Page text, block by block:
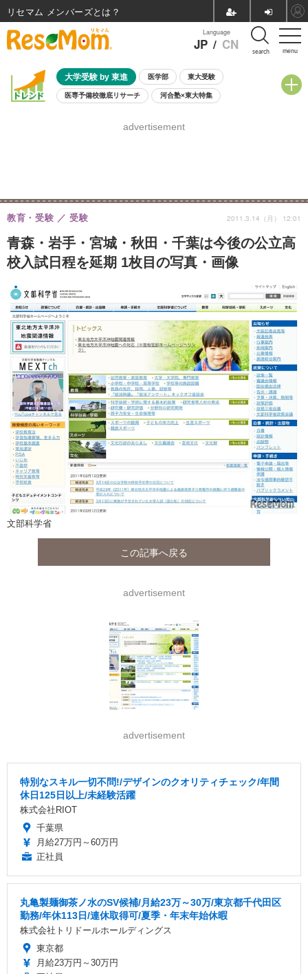
menu
Language
JP / CN search
大学受験 by 東進 医学部 東大受験
医専予備校徹底リサーチ 河合塾×東大特集
8月開催学校説明会・相談会
advertisement
青森・岩手・宮城・秋田・千葉は今後の公立高
校入試日程を延期 1枚目の写真・画像
教育・受験 受験 2011.3.14（月） 12:01
文部科学省
この記事へ戻る
advertisement
advertisement
特別なスキル一切不問!/デザインのクオリティチェック/年間
休日125日以上/未経験活躍
株式会社RIOT
千葉県
月給27万円～60万円
正社員
丸亀製麺御茶ノ水のSV候補/月給23万～30万/東京都千代田区
勤務/年休113日/連休取得可/夏季・年末年始休暇
株式会社トリドールホールディングス
東京都
月給23万円～30万円
リセマム メンバーズ